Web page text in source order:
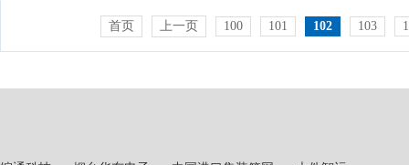
首页 上一页 100 101 102 103